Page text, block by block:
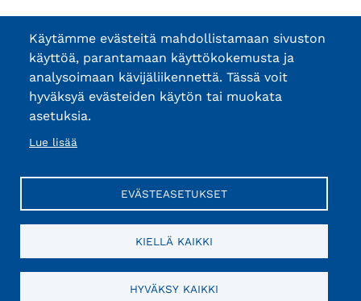
Käytämme evästeitä mahdollistamaan sivuston
käyttöä, parantamaan käyttökokemusta ja
analysoimaan kävijäliikennettä. Tässä voit
hyväksyä evästeiden käytön tai muokata
asetuksia.
Lue lisää
EVÄSTEASETUKSET
KIELLÄ KAIKKI
HYVÄKSY KAIKKI